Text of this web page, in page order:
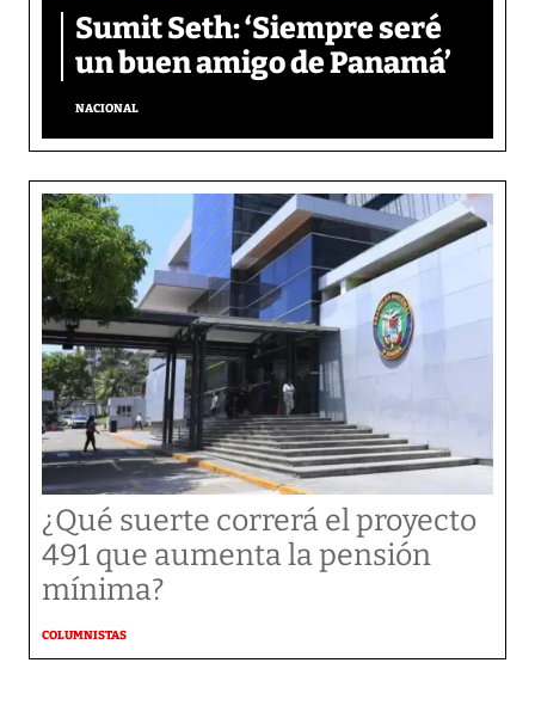
Sumit Seth: ‘Siempre seré
un buen amigo de Panamá’
NACIONAL
¿Qué suerte correrá el proyecto
491 que aumenta la pensión
mínima?
COLUMNISTAS